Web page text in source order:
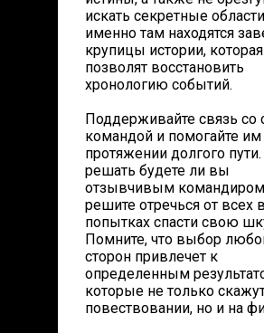
искать секретные
именно там находятся
крупицы истории, которая
позволят восстановить
хронологию событий.
Поддерживайте связь со
командой и помогайте им
протяжении долгого
решать будете ли вы
отзывчивым
решите отречься от всех в
попытках спасти свою
Помните, что выбор
сторон привлечет к
определенным
которые не только
повествовании, но и на